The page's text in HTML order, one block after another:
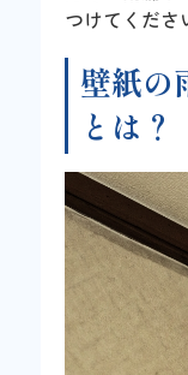
つけてくださ
壁紙の
とは？